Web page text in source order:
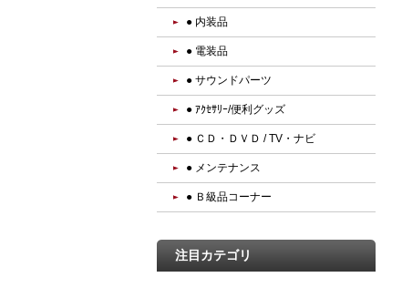
● 内装品
● 電装品
● サウンドパーツ
● ｱｸｾｻﾘｰ/便利グッズ
● ＣＤ・ＤＶＤ / TV・ナビ
● メンテナンス
● Ｂ級品コーナー
注目カテゴリ